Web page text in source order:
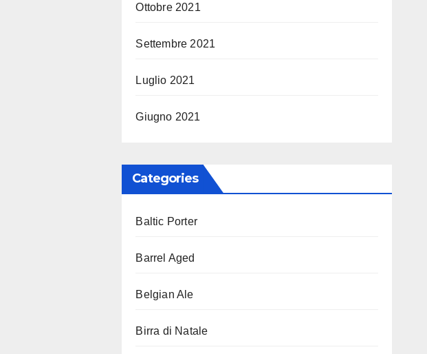
Ottobre 2021
Settembre 2021
Luglio 2021
Giugno 2021
Categories
Baltic Porter
Barrel Aged
Belgian Ale
Birra di Natale